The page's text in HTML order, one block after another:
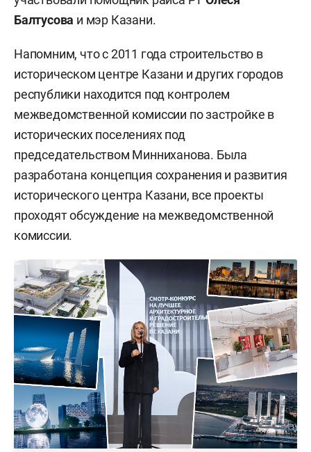
Балтусова и мэр Казани.
Напомним, что с 2011 года строительство в
историческом центре Казани и других городов
республики находится под контролем
межведомственной комиссии по застройке в
исторических поселениях под
председательством Минниханова. Была
разработана концепция сохранения и развития
исторического центра Казани, все проекты
проходят обсуждение на межведомственной
комиссии.